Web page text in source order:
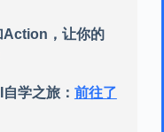
Action，让你的
学之旅： 前往了